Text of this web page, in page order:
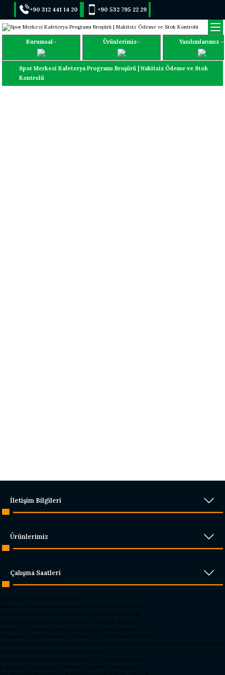
+90 312 441 14 20 +90 532 795 22 29
Kurumsal Ürünlerimiz Yazılımlarımız
Spor Merkezi Kafeterya Programı Broşürü | Nakitsiz Ödeme ve Stok
Kontrolü
İletişim Bilgileri
Ürünlerimiz
Çalışma Saatleri
Parmak İzi Okuyucu 2026 Hursoft
Rakipleri Geride Bırakan Parmak İzi Okuyucu 2026 Hursoft
Parmak İzi Okuyucu Fiyat Performans Lideri 2026 Hursoft
2026’nın En İyi Parmak İzi Okuyucusu – Hursoft Zirvede
Parmak İzi Okuyucu Alacaklar İçin 2026 Rehberi Hursoft
Okullarda Kapı Dedektörleri Neden Şart? 2026 Güvenlik Rehberi
Okullarda Kapı Tipi Metal Dedektörler Neden Kullanılmalı?Hursoft Okul Kapı Dedektörleri
Hursoft Okul Turnike Sundurma Modelleri
Kapı Dedektörü Fiyatları ve Modelleri - 2026 Güncel Listesi
Kapı Metal Dedektörleri | Hursoft Güvenlik Teknolojileri